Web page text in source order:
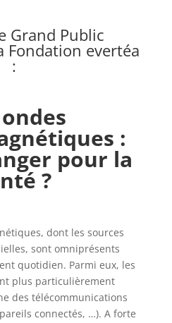
Grand Public
Fondation evertéa
:
:
pour la
?
dont les sources
sont omniprésents
quotidien. Parmi eux, les
plus particulièrement
des télécommunications
connectés, …). A forte